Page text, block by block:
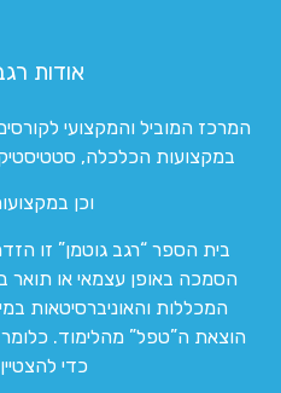
אודות
במקצועות הכלכלה,
וכן
בית הספר “רגב גוטמן” זו
הסמכה באופן עצמאי או תואר
המכללות והאוניברסיטאות
הוצאת ה”טפל” מהלימוד.
כדי